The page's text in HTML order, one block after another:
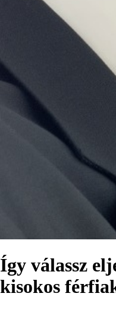
Így válassz
kisokos